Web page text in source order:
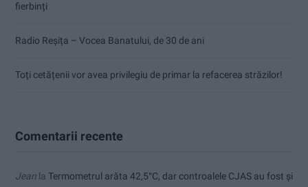
fierbinți
Radio Reșița – Vocea Banatului, de 30 de ani
Toți cetățenii vor avea privilegiu de primar la refacerea străzilor!
Comentarii recente
Jean la Termometrul arăta 42,5°C, dar controalele CJAS au fost și